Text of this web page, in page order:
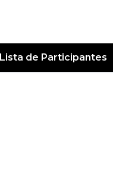
Lista de Participantes